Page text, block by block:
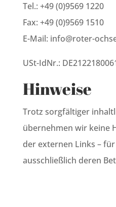
Tel.: +49 (0)9569 1220
Fax: +49 (0)9569 1510
E-Mail: info@roter-
USt-IdNr.:
Hinweise
Trotz sorgfältiger
übernehmen wir keine
der externen Links –
ausschließlich deren